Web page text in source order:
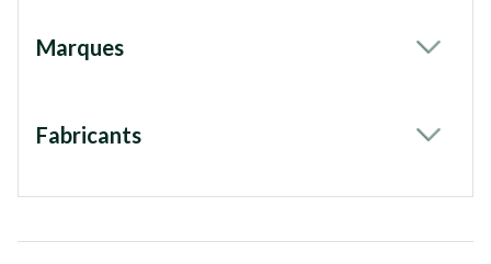
Marques
Fabricants